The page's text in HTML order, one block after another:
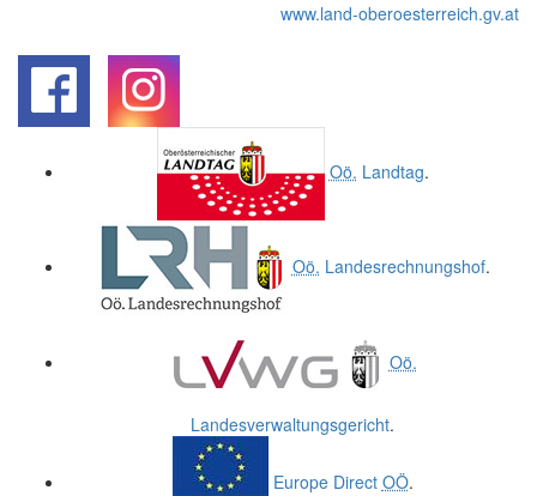
www.land-oberoesterreich.gv.at
Oö. Landtag.
Oö. Landesrechnungshof.
Oö.
Landesverwaltungsgericht.
Europe Direct OÖ.